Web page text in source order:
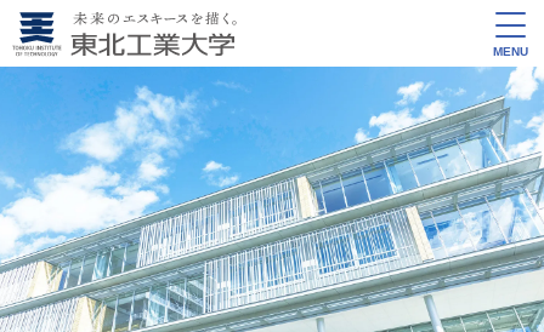
MENU